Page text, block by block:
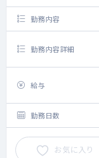
勤務内容
勤務内容詳細
給与
勤務日数
お気に入り